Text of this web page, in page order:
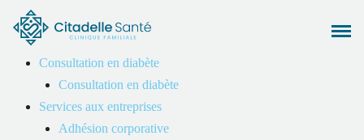
Consultation en diabète
Consultation en diabète
Services aux entreprises
Adhésion corporative
Alliée de votre santé